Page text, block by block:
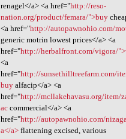
renagel</a> <a href="http://reso-
nation.org/product/femara/">buy
<a href="http://autopawnohio.com/
generic motrin lowest prices</a> <a
href="http://herbalfront.com/vigora/
<a
href="http://sunsethilltreefarm.com/
buyalfacip</a> <a
href="http://mcllakehavasu.org/item/
accommercial</a> <a
href="http://autopawnohio.com/
a</a>flattening excised, various